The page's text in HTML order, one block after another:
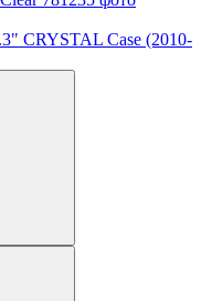
CRYSTAL Case (2010-